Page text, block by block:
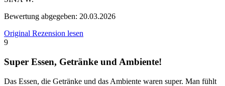
Bewertung abgegeben: 20.03.2026
Original Rezension lesen
9
Super Essen, Getränke und Ambiente!
Das Essen, die Getränke und das Ambiente waren super. Man fühlt